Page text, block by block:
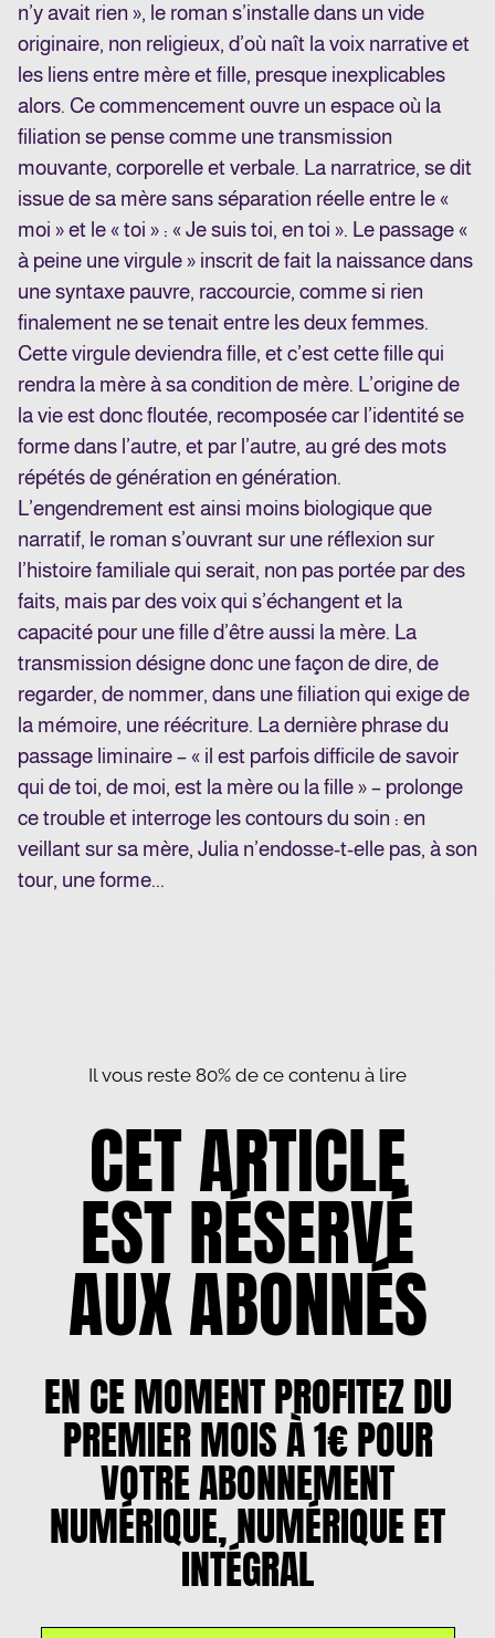
n’y avait rien », le roman s’installe dans un vide
originaire, non religieux, d’où naît la voix narrative et
les liens entre mère et fille, presque inexplicables
alors. Ce commencement ouvre un espace où la
filiation se pense comme une transmission
mouvante, corporelle et verbale. La narratrice, se dit
issue de sa mère sans séparation réelle entre le «
moi » et le « toi » : « Je suis toi, en toi ». Le passage «
à peine une virgule » inscrit de fait la naissance dans
une syntaxe pauvre, raccourcie, comme si rien
finalement ne se tenait entre les deux femmes.
Cette virgule deviendra fille, et c’est cette fille qui
rendra la mère à sa condition de mère. L’origine de
la vie est donc floutée, recomposée car l’identité se
forme dans l’autre, et par l’autre, au gré des mots
répétés de génération en génération.
L’engendrement est ainsi moins biologique que
narratif, le roman s’ouvrant sur une réflexion sur
l’histoire familiale qui serait, non pas portée par des
faits, mais par des voix qui s’échangent et la
capacité pour une fille d’être aussi la mère. La
transmission désigne donc une façon de dire, de
regarder, de nommer, dans une filiation qui exige de
la mémoire, une réécriture. La dernière phrase du
passage liminaire – « il est parfois difficile de savoir
qui de toi, de moi, est la mère ou la fille » – prolonge
ce trouble et interroge les contours du soin : en
veillant sur sa mère, Julia n’endosse-t-elle pas, à son
tour, une forme...
Il vous reste 80% de ce contenu à lire
CET ARTICLE
EST RÉSERVÉ
AUX ABONNÉS
EN CE MOMENT PROFITEZ DU
PREMIER MOIS À 1€ POUR
VOTRE ABONNEMENT
NUMÉRIQUE, NUMÉRIQUE ET
INTÉGRAL